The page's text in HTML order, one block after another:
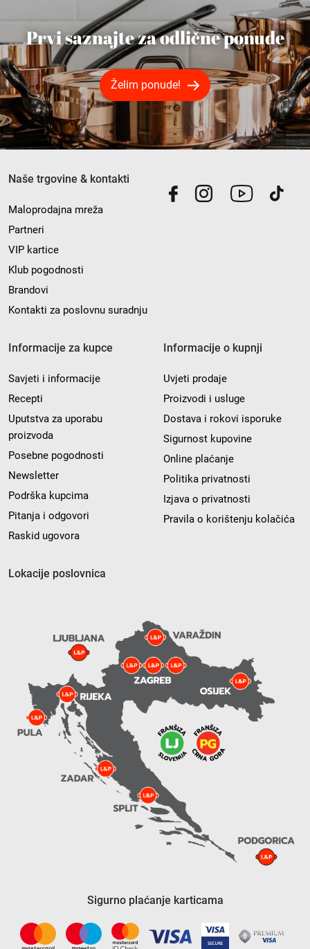
Prvi saznajte za odlične ponude
Želim ponude!
Naše trgovine & kontakti
Maloprodajna mreža
Partneri
VIP kartice
Klub pogodnosti
Brandovi
Kontakti za poslovnu suradnju
Informacije za kupce
Savjeti i informacije
Recepti
Uputstva za uporabu
proizvoda
Posebne pogodnosti
Newsletter
Podrška kupcima
Pitanja i odgovori
Raskid ugovora
Informacije o kupnji
Uvjeti prodaje
Proizvodi i usluge
Dostava i rokovi isporuke
Sigurnost kupovine
Online plaćanje
Politika privatnosti
Izjava o privatnosti
Pravila o korištenju kolačića
Lokacije poslovnica
Sigurno plaćanje karticama